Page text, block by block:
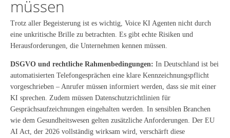
müssen
Trotz aller Begeisterung ist es wichtig, Voice KI Agenten nicht durch
eine unkritische Brille zu betrachten. Es gibt echte Risiken und
Herausforderungen, die Unternehmen kennen müssen.
DSGVO und rechtliche Rahmenbedingungen: In Deutschland ist bei
automatisierten Telefongesprächen eine klare Kennzeichnungspflicht
vorgeschrieben – Anrufer müssen informiert werden, dass sie mit einer
KI sprechen. Zudem müssen Datenschutzrichtlinien für
Gesprächsaufzeichnungen eingehalten werden. In sensiblen Branchen
wie dem Gesundheitswesen gelten zusätzliche Anforderungen. Der EU
AI Act, der 2026 vollständig wirksam wird, verschärft diese